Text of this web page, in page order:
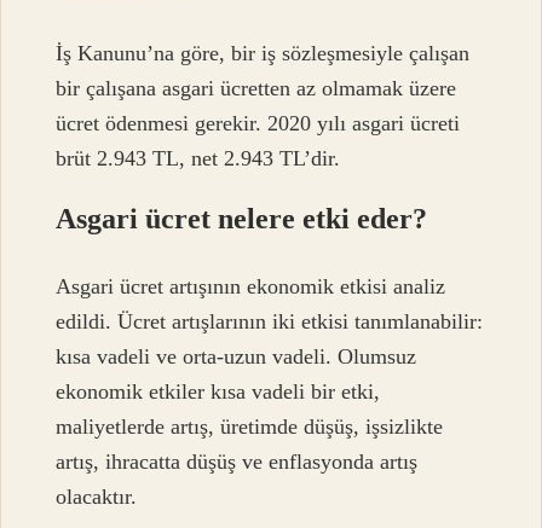
İş Kanunu’na göre, bir iş sözleşmesiyle çalışan
bir çalışana asgari ücretten az olmamak üzere
ücret ödenmesi gerekir. 2020 yılı asgari ücreti
brüt 2.943 TL, net 2.943 TL’dir.
Asgari ücret nelere etki eder?
Asgari ücret artışının ekonomik etkisi analiz
edildi. Ücret artışlarının iki etkisi tanımlanabilir:
kısa vadeli ve orta-uzun vadeli. Olumsuz
ekonomik etkiler kısa vadeli bir etki,
maliyetlerde artış, üretimde düşüş, işsizlikte
artış, ihracatta düşüş ve enflasyonda artış
olacaktır.